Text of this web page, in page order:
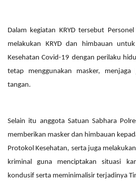
Dalam kegiatan KRYD tersebut
melakukan KRYD dan himbauan
Kesehatan Covid-19 dengan perilaku
tetap menggunakan masker,
tangan.
Selain itu anggota Satuan Sabhara
memberikan masker dan himbauan
Protokol Kesehatan, serta juga
kriminal guna menciptakan situasi
kondusif serta meminimalisir terjadinya